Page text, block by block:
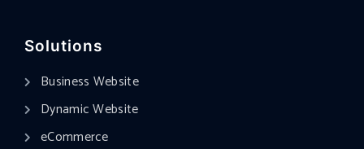
Solutions
Business Website
Dynamic Website
eCommerce